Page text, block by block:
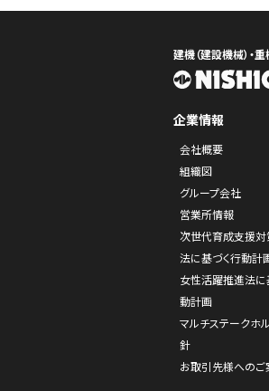
建機（建設機械）・
企業情報
会社概要
組織図
グループ会社
営業所情報
次世代育成支援対
法に基づく行動計
女性活躍推進法に
動計画
マルチステークホ
針
お取引先様へのご